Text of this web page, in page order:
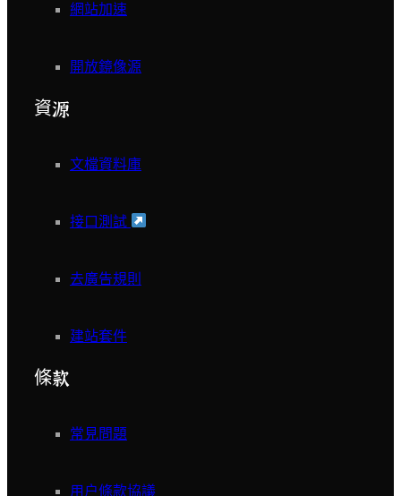
網站加速
開放鏡像源
資源
文檔資料庫
接口測試
去廣告規則
建站套件
條款
常見問題
用户條款協議